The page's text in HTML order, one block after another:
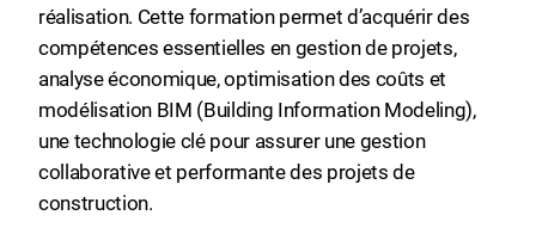
réalisation. Cette formation permet d’acquérir des
compétences essentielles en gestion de projets,
analyse économique, optimisation des coûts et
modélisation BIM (Building Information Modeling),
une technologie clé pour assurer une gestion
collaborative et performante des projets de
construction.